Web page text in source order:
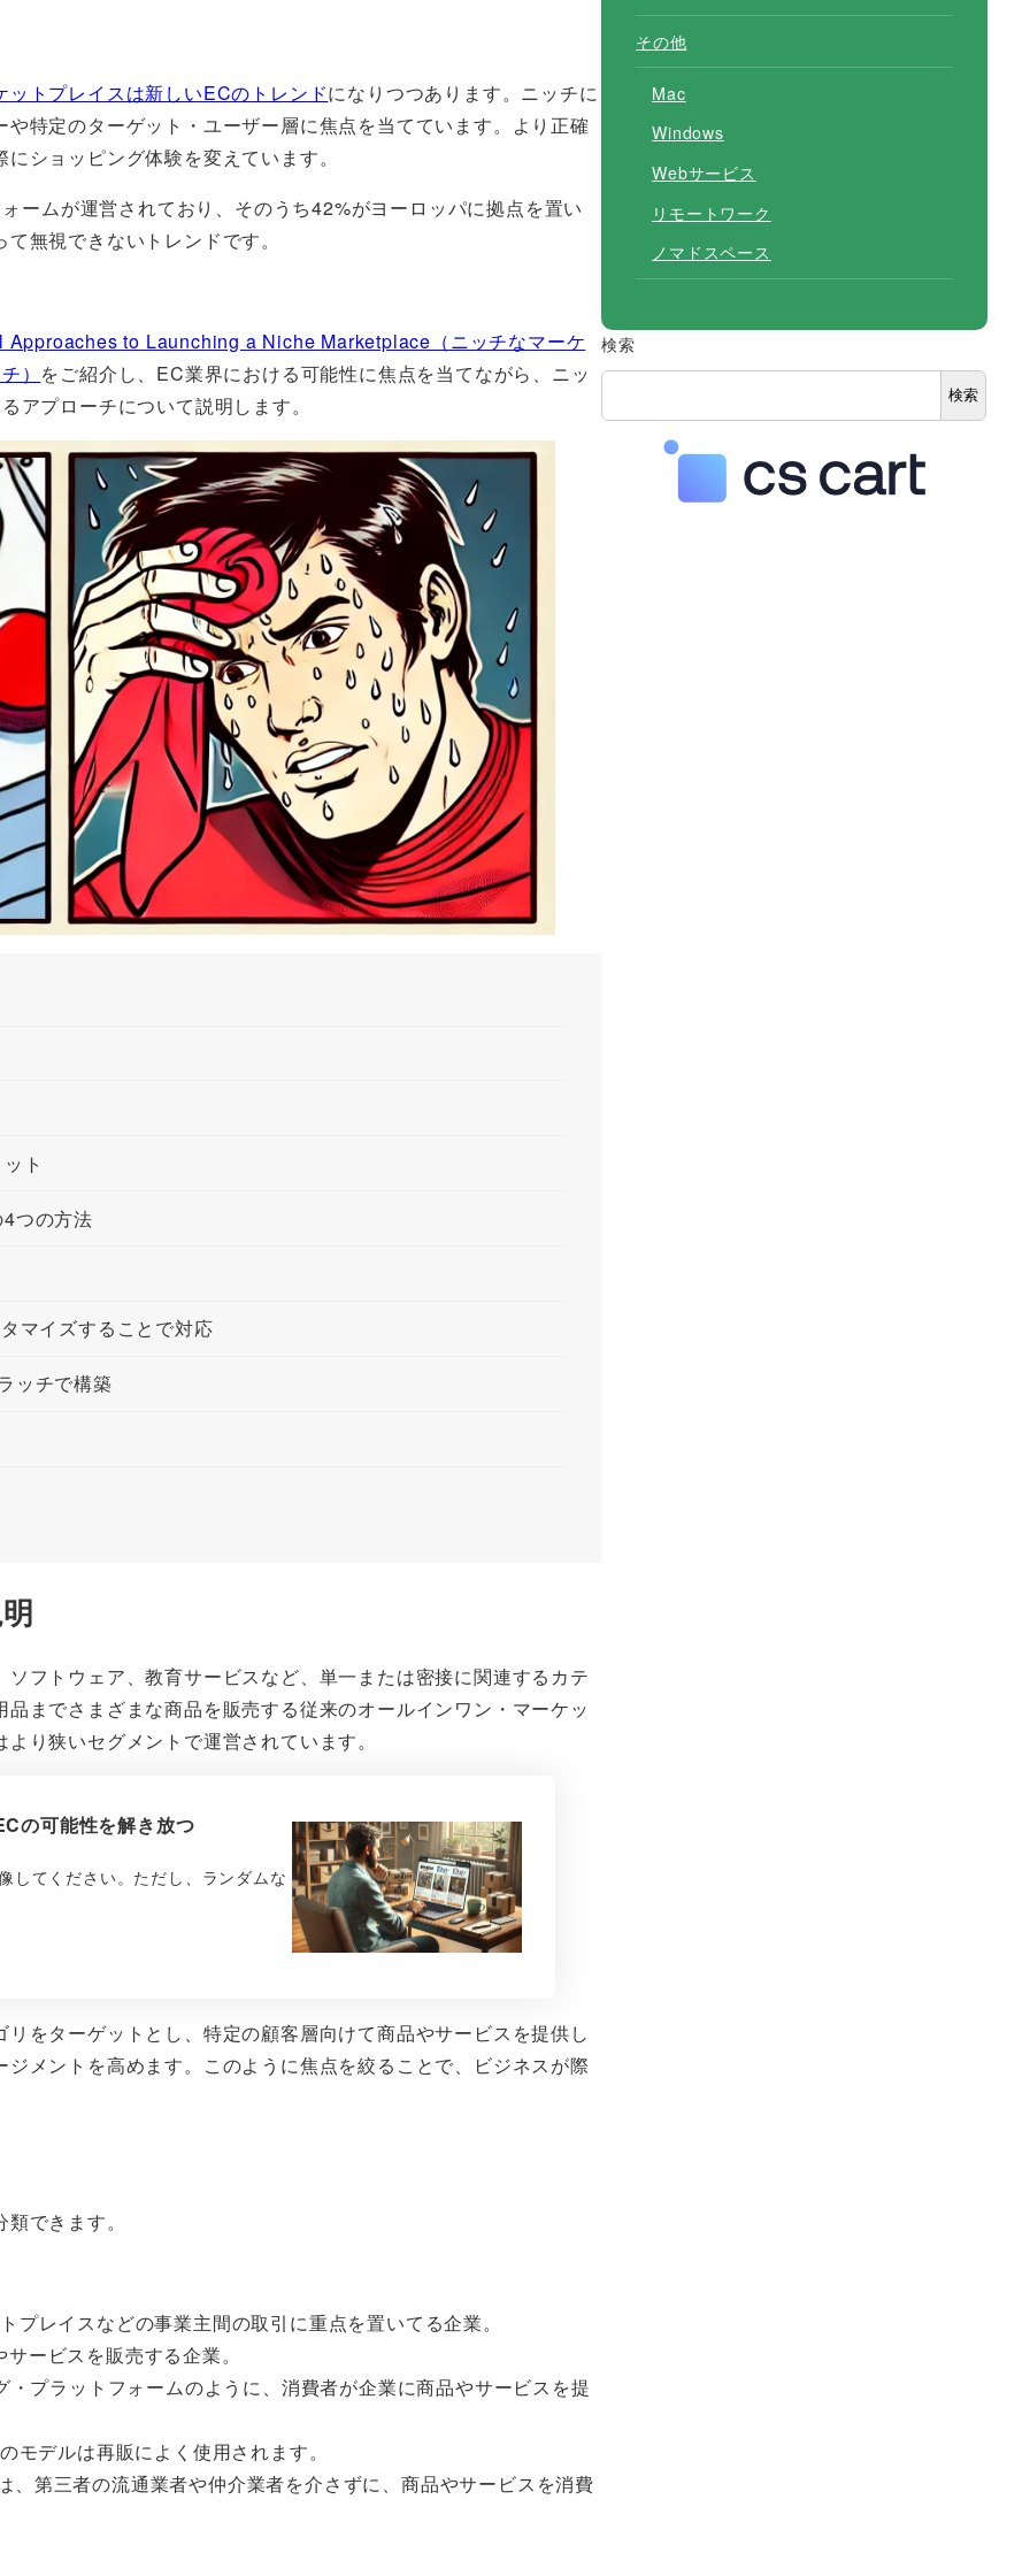
ットプレイスは新しいECのトレンドになりつつあります。ニッチに
特定のターゲット・ユーザー層に焦点を当てています。より正確
ショッピング体験を変えています。
ームが運営されており、そのうち42%がヨーロッパに拠点を置い
無視できないトレンドです。
Approaches to Launching a Niche Marketplace（ニッチなマーケ
） をご紹介し、EC業界における可能性に焦点を当てながら、ニッ
アプローチについて説明します。
ト
つの方法
マイズすることで対応
ッチで構築
フトウェア、教育サービスなど、単一または密接に関連するカテ
までさまざまな商品を販売する従来のオールインワン・マーケッ
り狭いセグメントで運営されています。
の可能性を解き放つ
してください。ただし、ランダムな
をターゲットとし、特定の顧客層向けて商品やサービスを提供し
メントを高めます。このように焦点を絞ることで、ビジネスが際
できます。
プレイスなどの事業主間の取引に重点を置いてる企業。
ービスを販売する企業。
プラットフォームのように、消費者が企業に商品やサービスを提
モデルは再販によく使用されます。
、第三者の流通業者や仲介業者を介さずに、商品やサービスを消費
その他
Mac
Windows
Webサービス
リモートワーク
ノマドスペース
検索
検索